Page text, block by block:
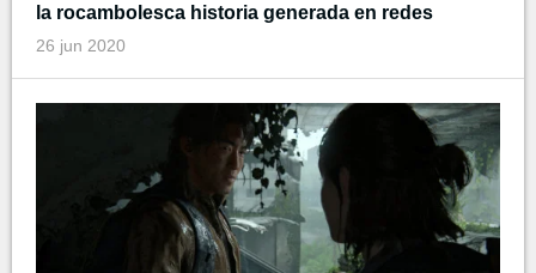
la rocambolesca historia generada en redes
26 jun 2020